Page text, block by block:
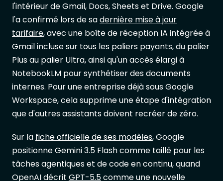
l'intérieur de Gmail, Docs, Sheets et Drive. Google
l'a confirmé lors de sadernière mise à jour
tarifaire, avec une boîte de réception IA intégrée à
Gmail incluse sur tous les paliers payants, du palier
Plus au palier Ultra, ainsi qu'un accès élargi à
NotebookLM pour synthétiser des documents
internes. Pour une entreprise déjà sous Google
Workspace, cela supprime une étape d'intégration
que d'autres assistants doivent recréer de zéro.
Sur la fiche officielle de ses modèles, Google
positionne Gemini 3.5 Flash comme taillé pour les
tâches agentiques et de code en continu, quand
OpenAI décrit GPT-5.5comme une nouvelle